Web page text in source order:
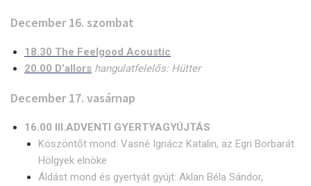
December 16. szombat
18.30 The Feelgood Acoustic
20.00 D’allors hangulatfelelős: Hütter
December 17. vasárnap
16.00 III.ADVENTI GYERTYAGYÚJTÁS
Köszöntőt mond: Vasné Ignácz Katalin, az Egri Borbarát
Hölgyek elnöke
Áldást mond és gyertyát gyújt: Aklan Béla Sándor,